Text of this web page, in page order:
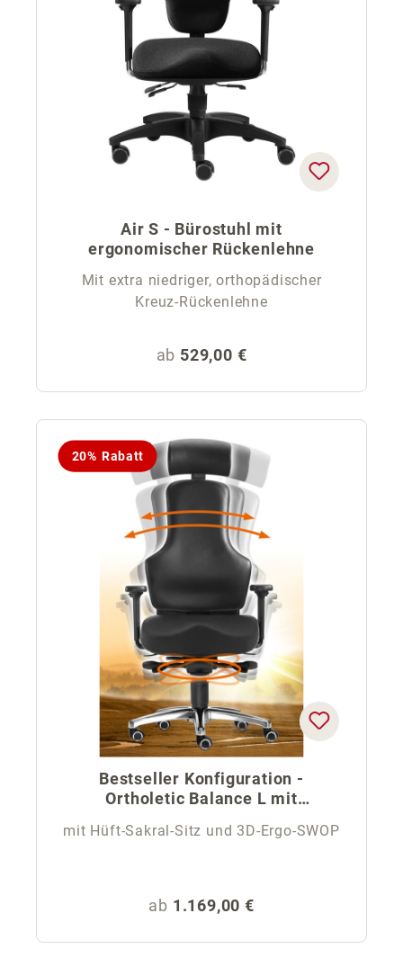
Air S - Bürostuhl mit
ergonomischer Rückenlehne
Mit extra niedriger, orthopädischer
Kreuz-Rückenlehne
Regulärer Preis:
ab 529,00 €
20% Rabatt
Bestseller Konfiguration -
Ortholetic Balance L mit
mit Hüft-Sakral-Sitz und 3D-Ergo-SWOP
Regulärer Preis:
ab 1.169,00 €